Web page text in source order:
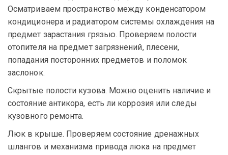
Осматриваем пространство между конденсатором
кондиционера и радиатором системы охлаждения на
предмет зарастания грязью. Проверяем полости
отопителя на предмет загрязнений, плесени,
попадания посторонних предметов и поломок
заслонок.
Скрытые полости кузова. Можно оценить наличие и
состояние антикора, есть ли коррозия или следы
кузовного ремонта.
Люк в крыше. Проверяем состояние дренажных
шлангов и механизма привода люка на предмет